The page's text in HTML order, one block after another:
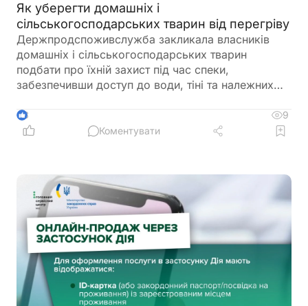
Як уберегти домашніх і
сільськогосподарських тварин від перегріву
Держпродспоживслужба закликала власників
домашніх і сільськогосподарських тварин
подбати про їхній захист під час спеки,
забезпечивши доступ до води, тіні та належних
заборону залишати тварин у зачинених
автомобілях або на прив’язі під прямим сонячним
3
9
Коментувати